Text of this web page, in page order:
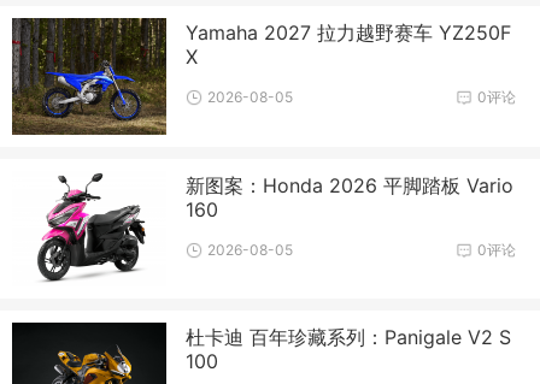
Yamaha 2027 拉力越野赛车 YZ250F
X
0评论
2026-08-05
新图案：Honda 2026 平脚踏板 Vario
160
0评论
2026-08-05
杜卡迪 百年珍藏系列：Panigale V2 S
100